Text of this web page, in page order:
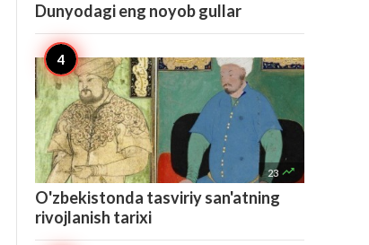
Dunyodagi eng noyob gullar
23 
O'zbekistonda tasviriy san'atning
rivojlanish tarixi